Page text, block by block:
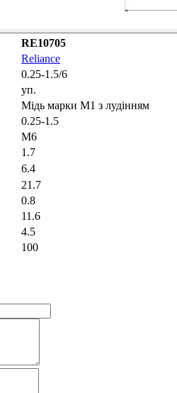
RE10705
Reliance
0.25-1.5/6
уп.
Мідь марки М1 з лудінням
0.25-1.5
M6
1.7
6.4
21.7
0.8
11.6
4.5
100